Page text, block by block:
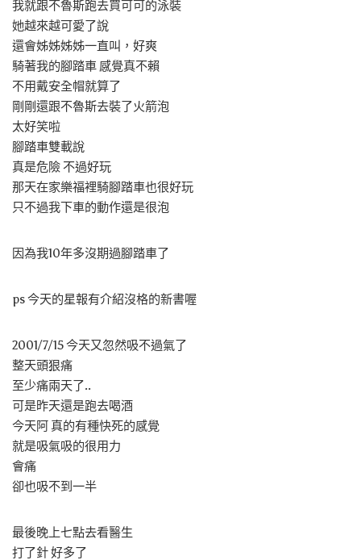
我就跟不魯斯跑去買可可的泳裝
她越來越可愛了說
還會姊姊姊姊一直叫，好爽
騎著我的腳踏車 感覺真不賴
不用戴安全帽就算了
剛剛還跟不魯斯去裝了火箭泡
太好笑啦
腳踏車雙載說
真是危險 不過好玩
那天在家樂福裡騎腳踏車也很好玩
只不過我下車的動作還是很泡
因為我10年多沒期過腳踏車了
ps 今天的星報有介紹沒格的新書喔
2001/7/15 今天又忽然吸不過氣了
整天頭狠痛
至少痛兩天了..
可是昨天還是跑去喝酒
今天阿 真的有種快死的感覺
就是吸氣吸的很用力
會痛
卻也吸不到一半
最後晚上七點去看醫生
打了針 好多了